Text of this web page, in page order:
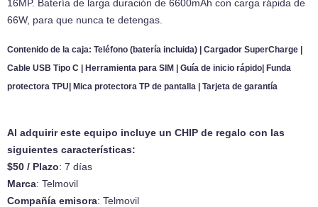
16MP. Batería de larga duración de 6600mAh con carga rápida de
66W, para que nunca te detengas.
Contenido de la caja: Teléfono (batería incluida) | Cargador SuperCharge |
Cable USB Tipo C | Herramienta para SIM | Guía de inicio rápido| Funda
protectora TPU| Mica protectora TP de pantalla | Tarjeta de garantía
Al adquirir este equipo incluye un CHIP de regalo con las
siguientes características:
$50 / Plazo: 7 días
Marca: Telmovil
Compañía emisora: Telmovil